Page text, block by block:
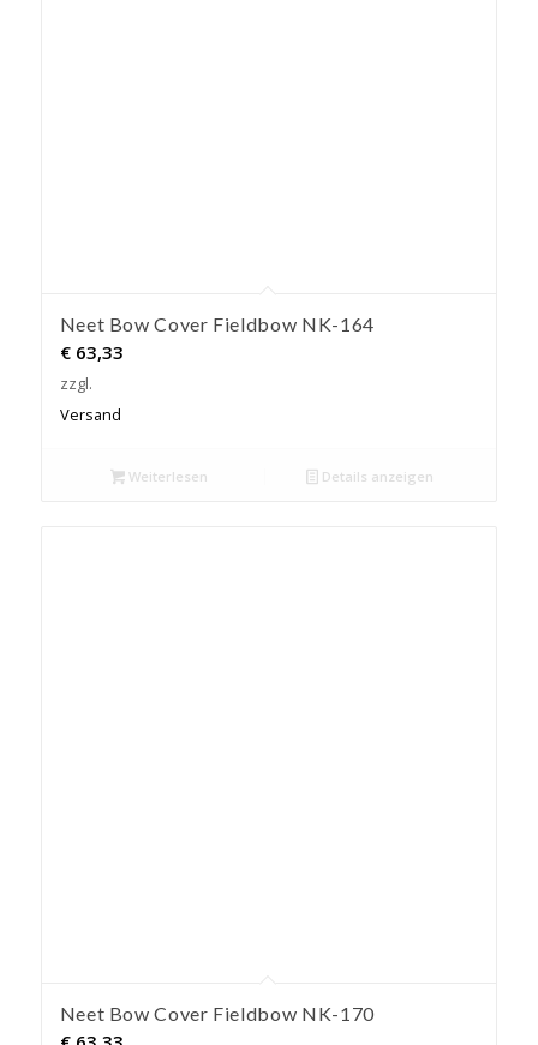
Neet Bow Cover Fieldbow NK-164
€63,33
zzgl.
Versand
Weiterlesen Details anzeigen
Neet Bow Cover Fieldbow NK-170